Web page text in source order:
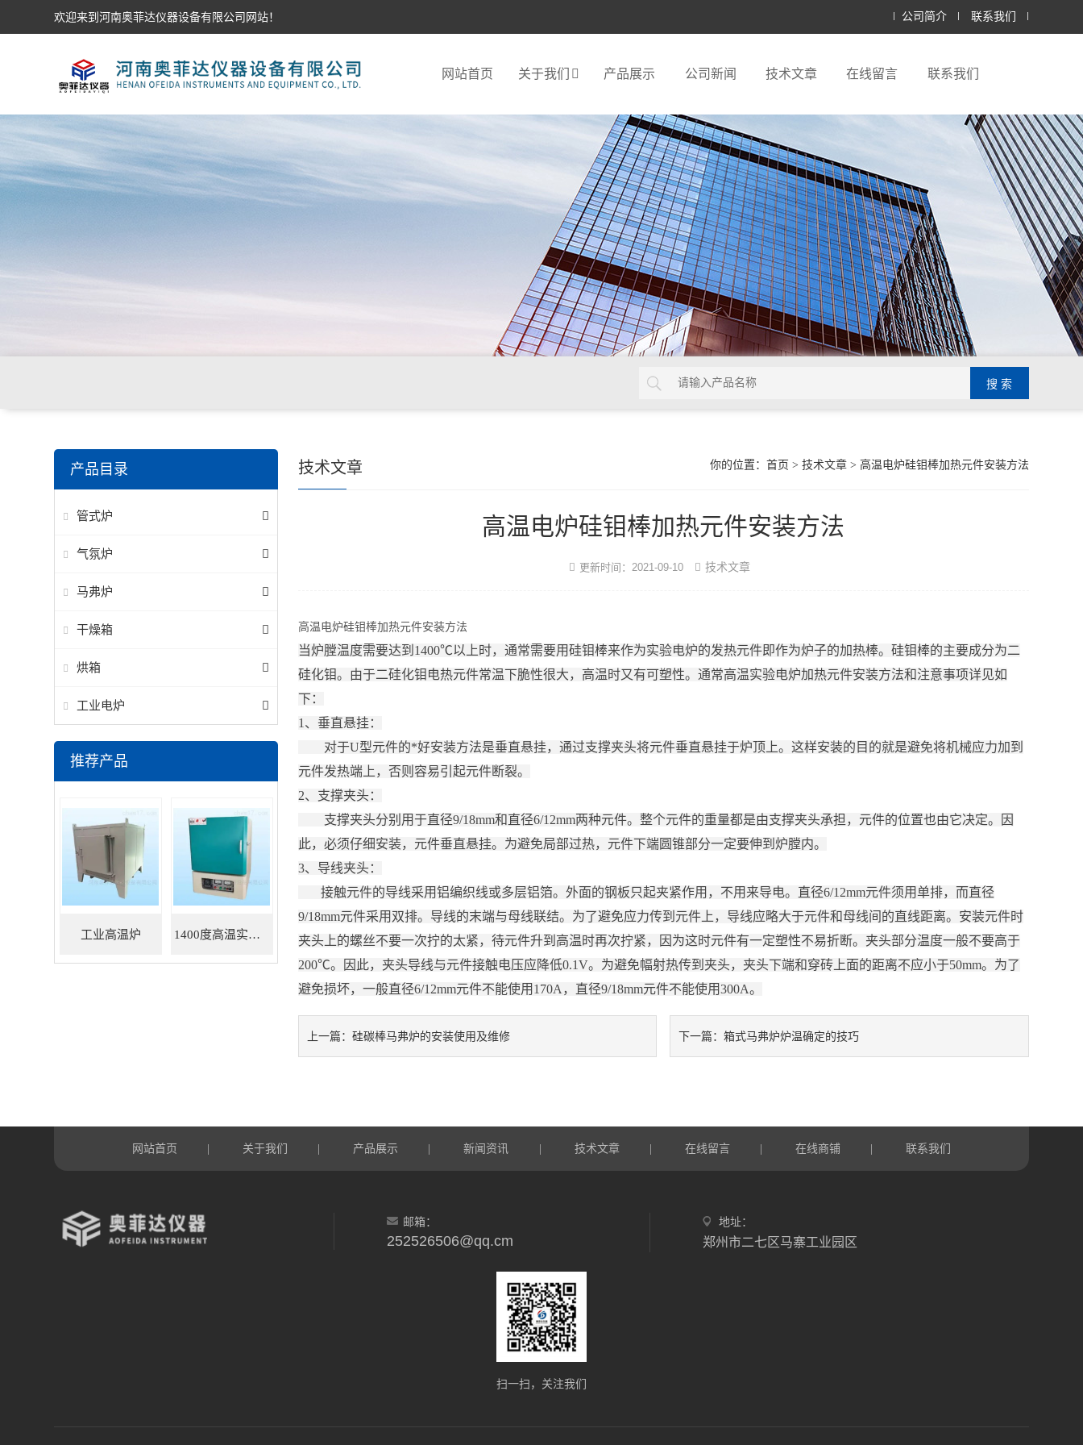
欢迎来到河南奥菲达仪器设备有限公司网站！ 公司简介 联系我们
网站首页 关于我们 产品展示 公司新闻 技术文章 在线留言 联系我们
你的位置： 首页 > 技术文章> 高温电炉硅钼棒加热元件安装方法
技术文章
高温电炉硅钼棒加热元件安装方法
更新时间：2021-09-10 技术文章
高温电炉硅钼棒加热元件安装方法
当炉膛温度需要达到1400℃以上时，通常需要用硅钼棒来作为实验电炉的发热元件即作为炉子的加热棒。硅钼棒的主要成分为二
硅化钼。由于二硅化钼电热元件常温下脆性很大，高温时又有可塑性。通常高温实验电炉加热元件安装方法和注意事项详见如
下：
1、垂直悬挂：
对于U型元件的*好安装方法是垂直悬挂，通过支撑夹头将元件垂直悬挂于炉顶上。这样安装的目的就是避免将机械应力加到
元件发热端上，否则容易引起元件断裂。
2、支撑夹头：
支撑夹头分别用于直径9/18mm和直径6/12mm两种元件。整个元件的重量都是由支撑夹头承担，元件的位置也由它决定。因
此，必须仔细安装，元件垂直悬挂。为避免局部过热，元件下端圆锥部分一定要伸到炉膛内。
3、导线夹头：
接触元件的导线采用铝编织线或多层铝箔。外面的钢板只起夹紧作用，不用来导电。直径6/12mm元件须用单排，而直径
9/18mm元件采用双排。导线的末端与母线联结。为了避免应力传到元件上，导线应略大于元件和母线间的直线距离。安装元件时
夹头上的螺丝不要一次拧的太紧，待元件升到高温时再次拧紧，因为这时元件有一定塑性不易折断。夹头部分温度一般不要高于
200℃。因此，夹头导线与元件接触电压应降低0.1V。为避免幅射热传到夹头，夹头下端和穿砖上面的距离不应小于50mm。为了
避免损坏，一般直径6/12mm元件不能使用170A，直径9/18mm元件不能使用300A。
上一篇： 硅碳棒马弗炉的安装使用及维修 下一篇：箱式马弗炉炉温确定的技巧
产品目录
管式炉
气氛炉
马弗炉
干燥箱
烘箱
工业电炉
推荐产品
工业高温炉 1400度高温实验炉
网站首页 关于我们 产品展示 新闻资讯 技术文章 在线留言 在线商铺 联系我们
邮箱：
252526506@qq.cm
地址：
郑州市二七区马寨工业园区
扫一扫，关注我们